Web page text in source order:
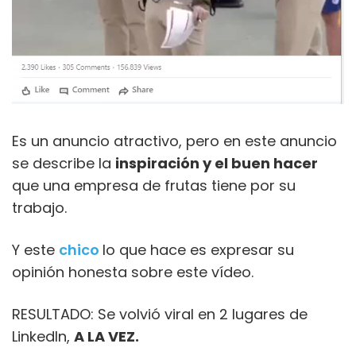
Es un anuncio atractivo, pero en este anuncio
se describe la inspiración y el buen hacer
que una empresa de frutas tiene por su
trabajo.
Y este chico lo que hace es expresar su
opinión honesta sobre este vídeo.
RESULTADO: Se volvió viral en 2 lugares de
LinkedIn, A LA VEZ.